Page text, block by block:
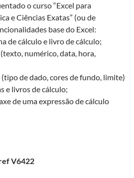
o curso “Excel para
e Ciências Exatas” (ou de
base do Excel:
de cálculo e livro de cálculo;
numérico, data, hora,
de dado, cores de fundo, limite)
e livros de cálculo;
de uma expressão de cálculo
V6422